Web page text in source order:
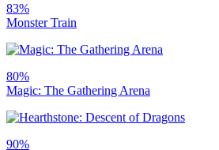
83%
Monster Train
80%
Magic: The Gathering Arena
90%